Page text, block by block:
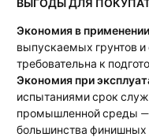
ВЫГОДЫ ДЛЯ
Экономия в
выпускаемых грунтов
требовательна к
Экономия при
испытаниями срок
промышленной среды —
большинства финишных